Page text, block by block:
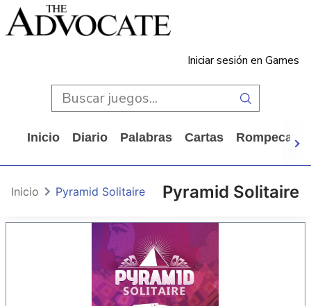
Iniciar sesión en Games
Inicio Diario Palabras Cartas
Pyramid Solitaire
Inicio Pyramid Solitaire